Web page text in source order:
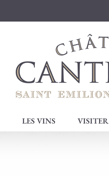
LES VINS VISITER